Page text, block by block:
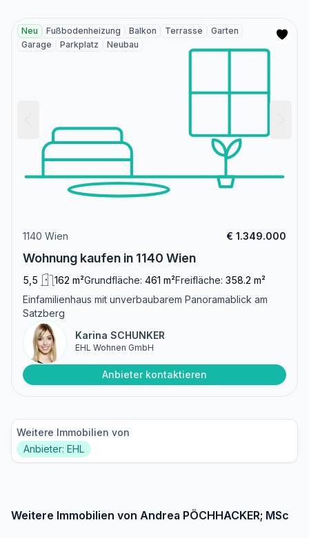
Neu Fußbodenheizung Balkon Terrasse
Garten
Garage
Parkplatz Neubau
1140 Wien € 1.349.000
Wohnung kaufen in 1140 Wien
5,5 162 m²Grundfläche: 461 m²Freifläche: 358.2 m²
Einfamilienhaus mit unverbaubarem Panoramablick am
Satzberg
Karina SCHUNKER
EHL Wohnen GmbH
Anbieter kontaktieren
Weitere Immobilien von
Anbieter: EHL
Weitere Immobilien von Andrea PÖCHHACKER; MSc